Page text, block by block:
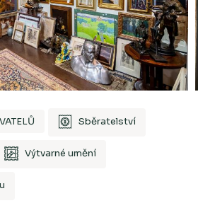
Sběratelství
Výtvarné umění